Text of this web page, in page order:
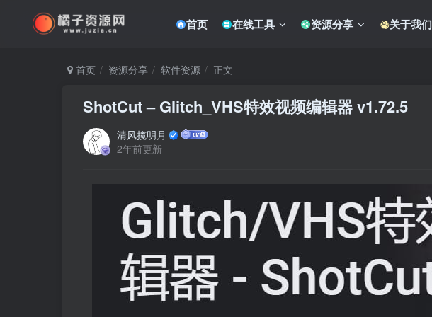
首页 在线工具 资源分享 关于我们
首页 资源分享 软件资源 正文
ShotCut – Glitch_VHS特效视频编辑器 v1.72.5
清风揽明月
2年前更新